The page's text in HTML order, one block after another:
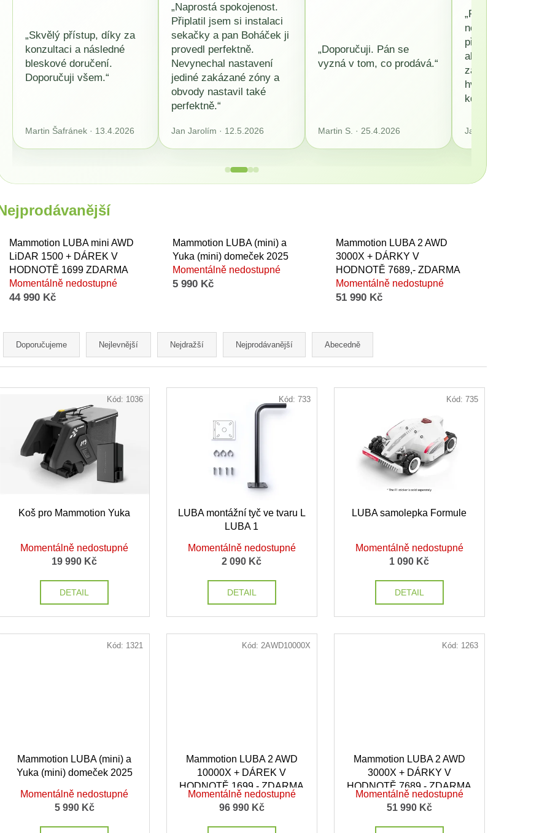
„Skvělý přístup, díky za
konzultaci a následné
bleskové doručení.
Doporučuji všem.“
Martin Šafránek · 13.4.2026
„Naprostá spokojenost.
Připlatil jsem si instalaci
sekačky a pan Boháček ji
provedl perfektně.
Nevynechal nastavení
jediné zakázané zóny a
obvody nastavil také
perfektně.“
Jan Jarolím · 12.5.2026
„Doporučuji. Pán se
vyzná v tom, co prodává.“
Martin S. · 25.4.2026
„Pan Boháček to
neměl
přišly nečekané
ale nakonec
za které bych mu
hvězdiček hned
kdyby to šlo.“
Jan Marek ·
Mammotion LUBA mini AWD
LiDAR 1500 + DÁREK V
HODNOTĚ 1699 ZDARMA
Momentálně nedostupné
44 990 Kč
Mammotion LUBA (mini) a
Yuka (mini) domeček 2025
Momentálně nedostupné
5 990 Kč
Mammotion LUBA 2 AWD
3000X + DÁRKY V
HODNOTĚ 7689,- ZDARMA
Momentálně nedostupné
51 990 Kč
Ř
z
n
Doporučujeme Nejlevnější Nejdražší Nejprodávanější Abecedně
Koš pro Mammotion Yuka
Momentálně nedostupné
19 990 Kč
DETAIL
Kód: 1036
LUBA montážní tyč ve tvaru L
LUBA 1
Momentálně nedostupné
2 090 Kč
DETAIL
Kód: 733
LUBA samolepka Formule
Momentálně nedostupné
1 090 Kč
DETAIL
Kód: 735
Mammotion LUBA (mini) a
Yuka (mini) domeček 2025
Momentálně nedostupné
5 990 Kč
Kód: 1321
Mammotion LUBA 2 AWD
10000X + DÁREK V
HODNOTĚ 1699,- ZDARMA
Momentálně nedostupné
96 990 Kč
Kód: 2AWD10000X
Mammotion LUBA 2 AWD
3000X + DÁRKY V
HODNOTĚ 7689,- ZDARMA
Momentálně nedostupné
51 990 Kč
Kód: 1263